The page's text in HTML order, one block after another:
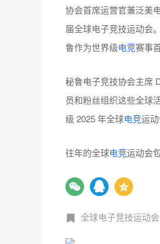
协会首席运营官兼泛美
届全球电子竞技运动会
鲁作为世界级电竞赛事
秘鲁电子竞技协会主席
员和粉丝组织这些全球
级 2025 年全球电竞运
往年的全球电竞运动会
全球电子竞技运动